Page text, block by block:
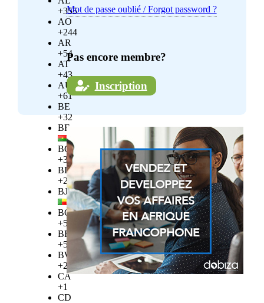
+355
AO
+244
AR
+54
AT
+43
AU
+61
BE
+32
BF
BG
+359
BI
+257
BJ
BO
+591
BR
+55
BW
+267
CA
+1
CD
Mot de passe oublié / Forgot password ?
Pas encore membre?
Inscription